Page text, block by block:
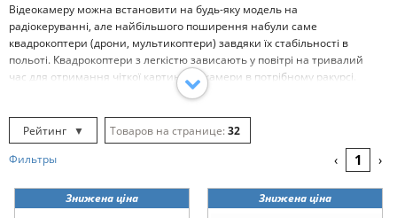
Відеокамеру можна встановити на будь-яку модель на
радіокеруванні, але найбільшого поширення набули саме
квадрокоптери (дрони, мультикоптери) завдяки їх стабільності в
польоті. Квадрокоптери з легкістю зависають у повітрі на тривалий
час для отримання чіткої картинки з камери в потрібному ракурсі.
Сучасні моделі дронів з відеокамерою дозволяють керувати
навіть автоматично вмикати автопілот в аварійних ситуаціях.
Квадрокоптер також легко злітати і приземлятися в обмеженому
просторі, вони не вимагають особливих умов і запускати їх можна
ідеальним носієм відеокамер, що іноді його важко уявити без
камери.
Рейтинг
▼
Рейтинг
Дата ▼
32
Фильтры ‹ 1 ›
Знижена ціна Знижена ціна